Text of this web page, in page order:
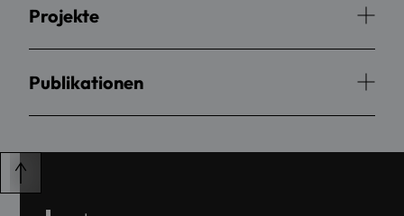
Projekte
Publikationen